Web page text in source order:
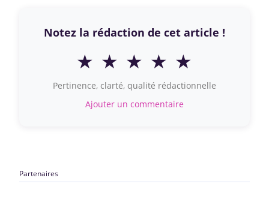
Notez la rédaction de cet article !
★ ★ ★ ★ ★
Pertinence, clarté, qualité rédactionnelle
Ajouter un commentaire
Partenaires